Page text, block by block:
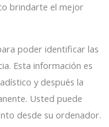
brindarte el mejor
poder identificar las
Esta información es
y después la
Usted puede
desde su ordenador.